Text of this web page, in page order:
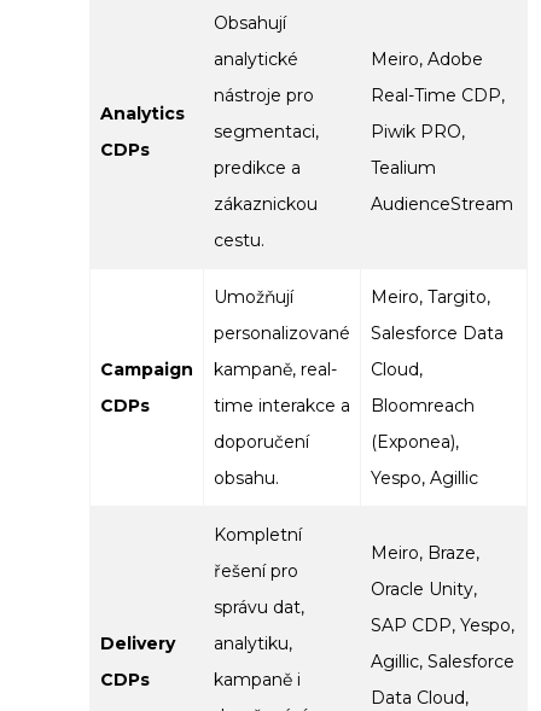
Analytics
CDPs
Obsahují
analytické
nástroje pro
segmentaci,
predikce a
zákaznickou
cestu.
Meiro, Adobe
Real-Time CDP,
Piwik PRO,
Tealium
AudienceStream
Campaign
CDPs
Umožňují
personalizované
kampaně, real-
time interakce a
doporučení
obsahu.
Meiro, Targito,
Salesforce Data
Cloud,
Bloomreach
(Exponea),
Yespo, Agillic
Delivery
CDPs
Kompletní
řešení pro
správu dat,
analytiku,
kampaně i
Meiro, Braze,
Oracle Unity,
SAP CDP, Yespo,
Agillic, Salesforce
Data Cloud,